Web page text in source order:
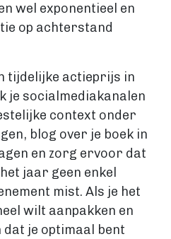
wel exponentieel en
op achterstand
tijdelijke actieprijs in
je socialmediakanalen
context onder
blog over je boek in
en zorg ervoor dat
jaar geen enkel
mist. Als je het
wilt aanpakken en
je optimaal bent